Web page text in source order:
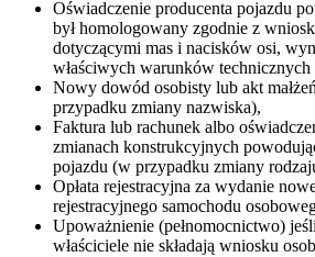
Oświadczenie producenta pojazdu
był homologowany zgodnie z
dotyczącymi mas i nacisków osi,
właściwych warunków
Nowy dowód osobisty lub akt
przypadku zmiany nazwiska),
Faktura lub rachunek albo
zmianach konstrukcyjnych
pojazdu (w przypadku zmiany
Opłata rejestracyjna za wydanie
rejestracyjnego samochodu
Upoważnienie (pełnomocnictwo)
właściciele nie składają wniosku